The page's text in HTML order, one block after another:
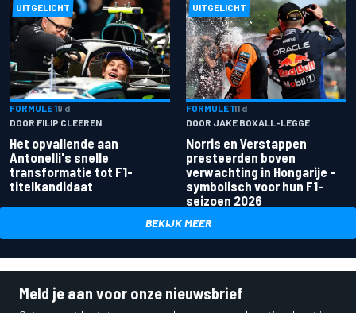
UITGELICHT
FORMULE 19 d
DOOR FILIP CLEEREN
Het opvallende aan
Antonelli's snelle
transformatie tot F1-
titelkandidaat
UITGELICHT
FORMULE 111 d
DOOR JAKE BOXALL-LEGGE
Norris en Verstappen
presteerden boven
verwachting in Hongarije -
symbolisch voor hun F1-
seizoen 2026
BEKIJK MEER
Meld je aan voor onze nieuwsbrief